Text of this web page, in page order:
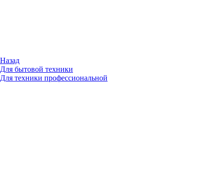
Назад
Для бытовой техники
Для техники профессиональной